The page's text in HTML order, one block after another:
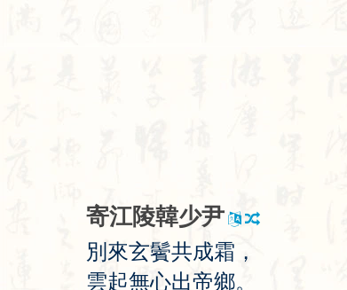
寄江陵韓少尹
別 來玄鬢共成霜 ，
雲起無心出帝鄉。